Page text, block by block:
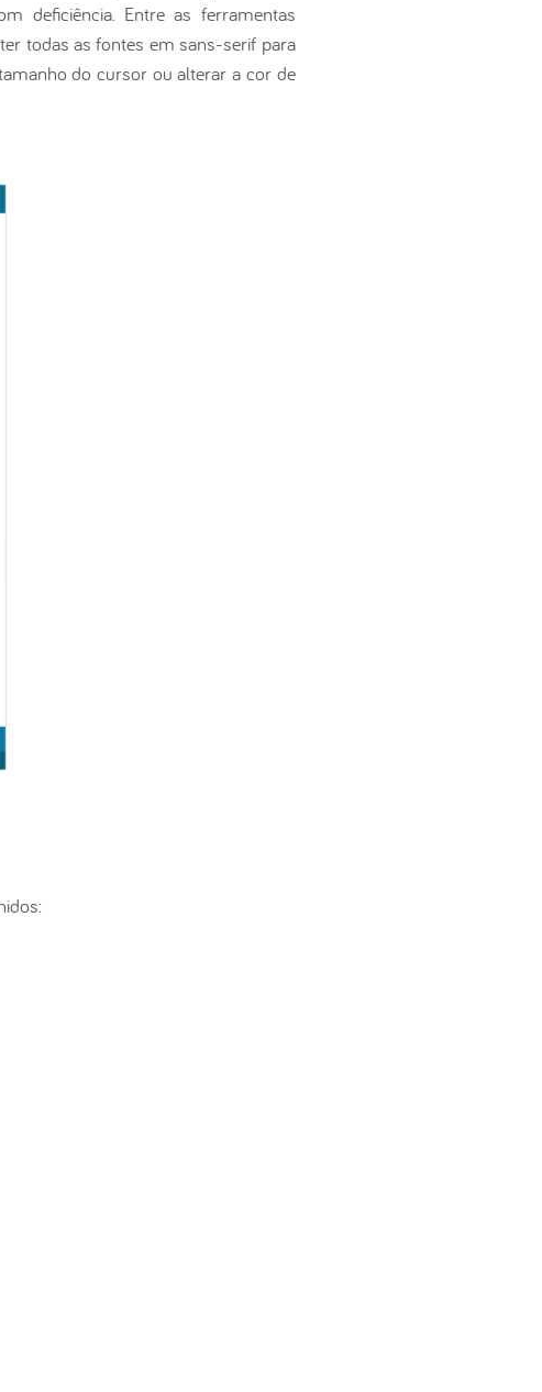
deficiência. Entre as ferramentas
todas as fontes em sans-serif para
do cursor ou alterar a cor de